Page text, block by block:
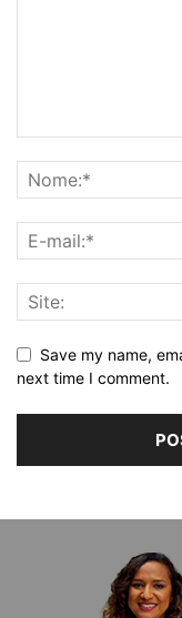
Save my name,
next time I comment.